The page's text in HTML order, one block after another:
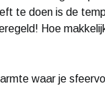
te doen is de
Hoe
waar je